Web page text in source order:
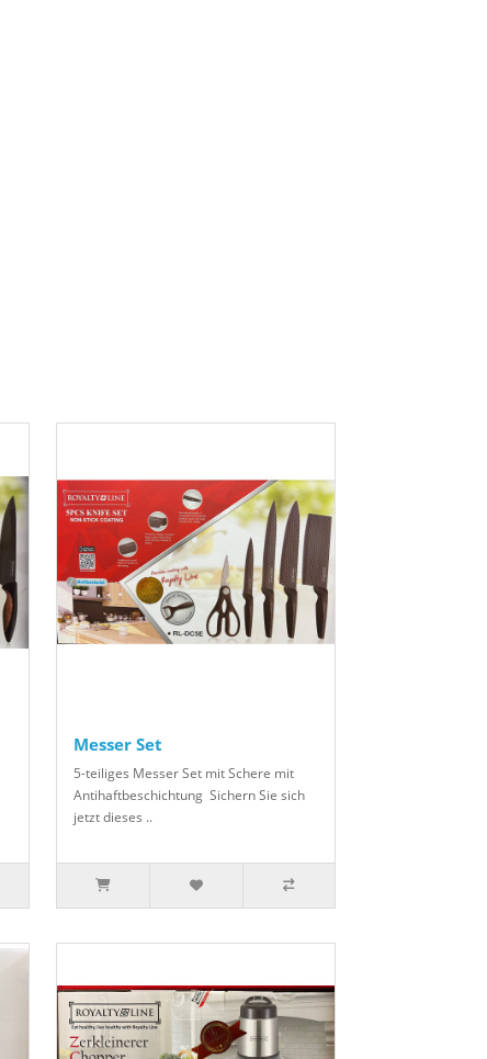
Messer Set
5-teiliges Messer Set mit Schere mit
Antihaftbeschichtung Sichern Sie sich
jetzt dieses ..